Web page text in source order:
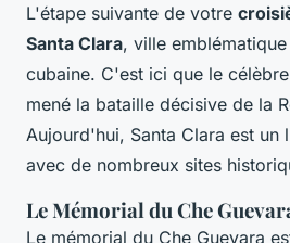
L'étape suivante de votre
Santa Clara, ville
cubaine. C'est ici que le
mené la bataille décisive de la
Aujourd'hui, Santa Clara est un
avec de nombreux sites
Le Mémorial du Che
Le mémorial du Che Guevara